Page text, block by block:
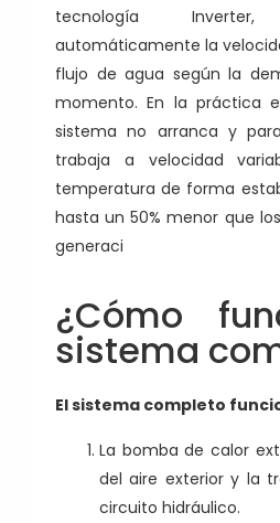
tecnología
automáticamente la
flujo de agua según la
momento. En la práctica
sistema no arranca y
trabaja a velocidad
temperatura de forma
hasta un 50% menor que
generaci
¿Cómo
sistema
El sistema completo
La bomba de calor
del aire exterior y la
circuito hidráulico.